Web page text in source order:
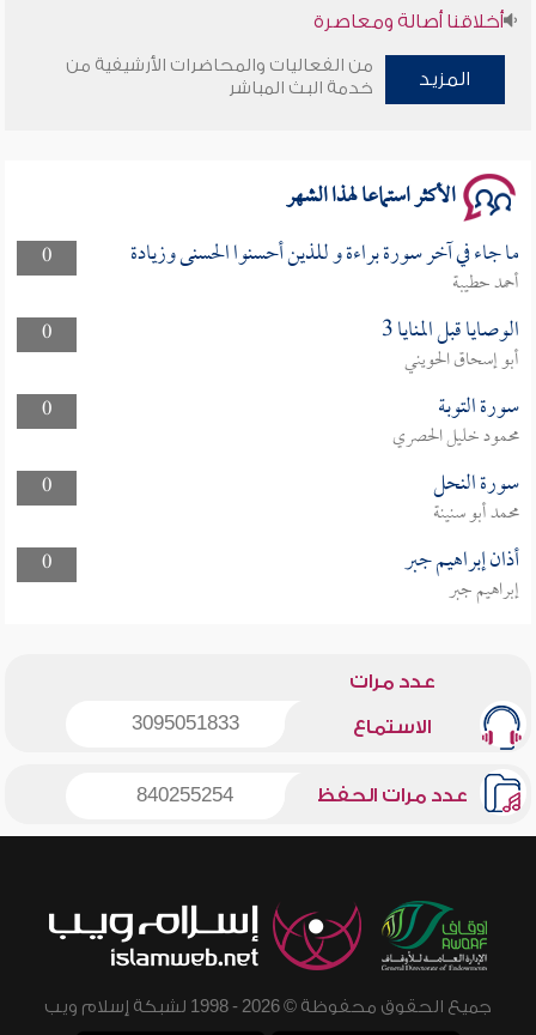
أخلاقنا أصالة ومعاصرة
وأمنهم من خوف 9
المزيد
من الفعاليات والمحاضرات الأرشيفية من
خدمة البث المباشر
الأكثر استماعا لهذا الشهر
0 ما جاء في آخر سورة براءة و للذين أحسنوا الحسنى وزيادة
أحمد حطيبة
0
الوصايا قبل المنايا 3
أبو إسحاق الحويني
0
سورة التوبة
محمود خليل الحصري
0
سورة النحل
محمد أبو سنينة
0
أذان إبراهيم جبر
إبراهيم جبر
عدد مرات
الاستماع 3095051833
عدد مرات الحفظ 840255254
جميع الحقوق محفوظة © 2026 - 1998 لشبكة إسلام ويب